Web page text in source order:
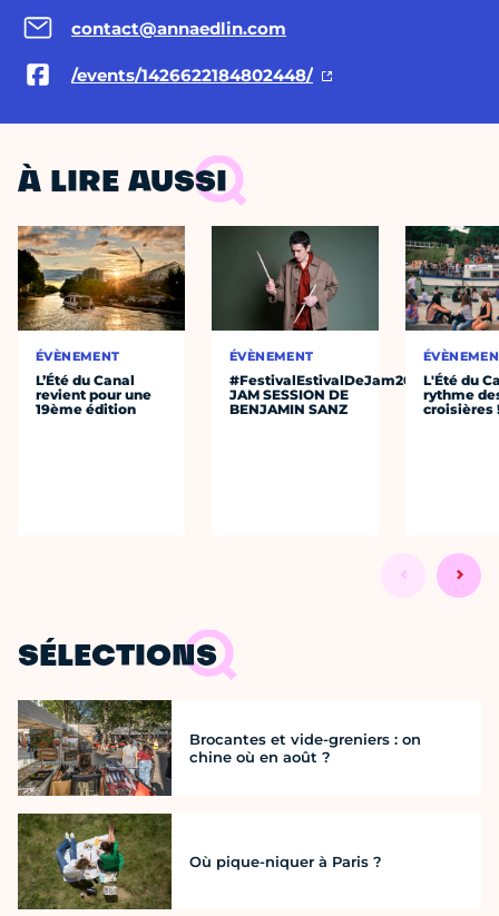
contact@annaedlin.com
/events/1426622184802448/
À LIRE AUSSI
ÉVÈNEMENT
L’Été du Canal
revient pour une
19ème édition
ÉVÈNEMENT
#FestivalEstivalDeJam2026
JAM SESSION DE
BENJAMIN SANZ
L'Été du
rythme
croisières
SÉLECTIONS
Brocantes et vide-greniers : on
chine où en août ?
Où pique-niquer à Paris ?